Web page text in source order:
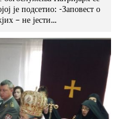
је подсетио: -Заповест о
– не јести…